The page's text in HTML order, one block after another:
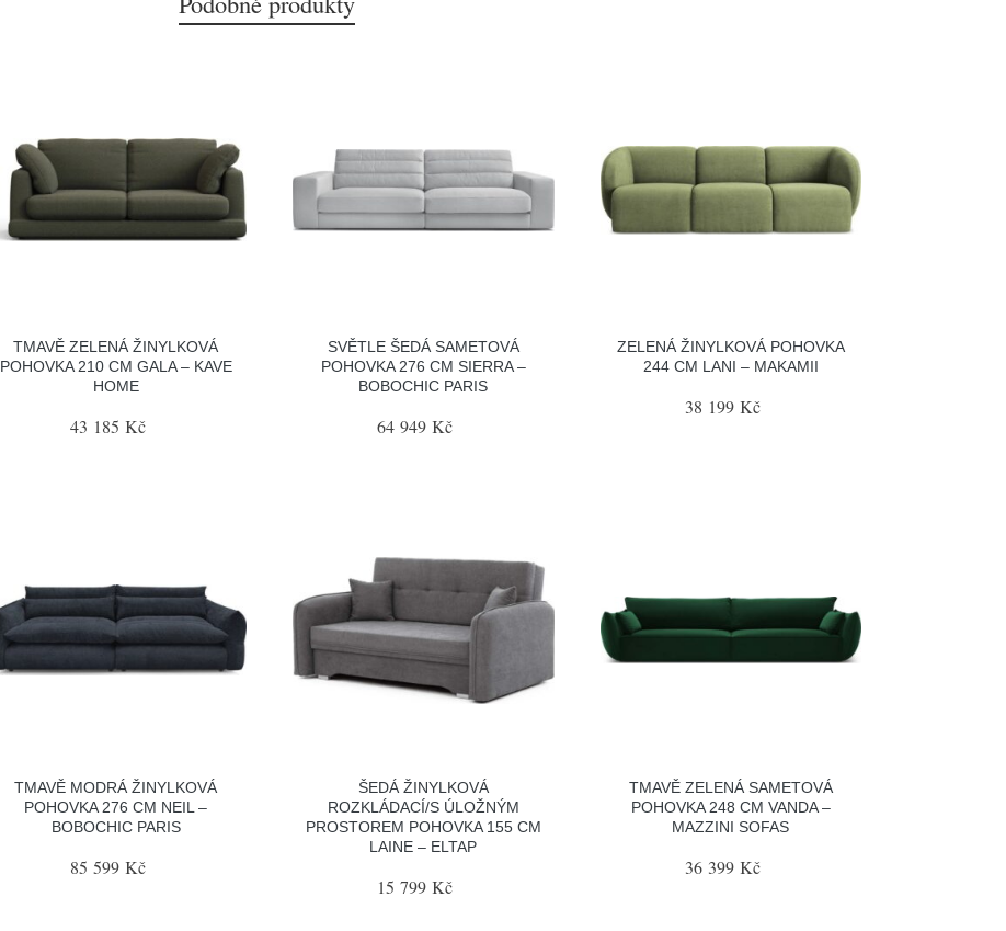
TMAVĚ ZELENÁ ŽINYLKOVÁ
POHOVKA 210 CM GALA – KAVE
HOME
43 185 Kč
SVĚTLE ŠEDÁ SAMETOVÁ
POHOVKA 276 CM SIERRA –
BOBOCHIC PARIS
64 949 Kč
ZELENÁ ŽINYLKOVÁ POHOVKA
244 CM LANI – MAKAMII
38 199 Kč
TMAVĚ MODRÁ ŽINYLKOVÁ
POHOVKA 276 CM NEIL –
BOBOCHIC PARIS
85 599 Kč
ŠEDÁ ŽINYLKOVÁ
ROZKLÁDACÍ/S ÚLOŽNÝM
PROSTOREM POHOVKA 155 CM
LAINE – ELTAP
15 799 Kč
TMAVĚ ZELENÁ SAMETOVÁ
POHOVKA 248 CM VANDA –
MAZZINI SOFAS
36 399 Kč